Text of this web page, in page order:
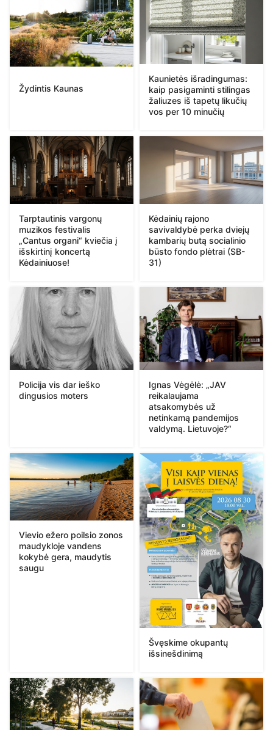
Žydintis Kaunas
Kaunietės išradingumas:
kaip pasigaminti stilingas
žaliuzes iš tapetų likučių
vos per 10 minučių
Tarptautinis vargonų
muzikos festivalis
„Cantus organi“ kviečia į
išskirtinį koncertą
Kėdainiuose!
Kėdainių rajono
savivaldybė perka dviejų
kambarių butą socialinio
būsto fondo plėtrai (SB-
31)
Policija vis dar ieško
dingusios moters
Ignas Vėgėlė: „JAV
reikalaujama
atsakomybės už
netinkamą pandemijos
valdymą. Lietuvoje?“
Vievio ežero poilsio zonos
maudykloje vandens
kokybė gera, maudytis
saugu
Švęskime okupantų
išsinešdinimą